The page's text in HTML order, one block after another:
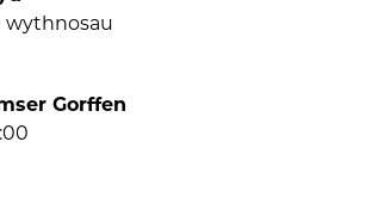
wythnosau
Gorffen